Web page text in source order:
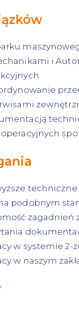
i
podobnym
w systemie 2-
w naszym